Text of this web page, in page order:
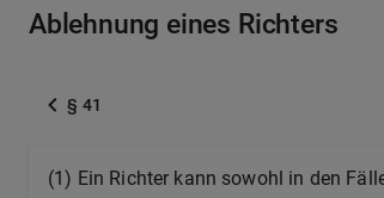
Ablehnung eines Richters
§ 41
(1) Ein Richter kann sowohl in den